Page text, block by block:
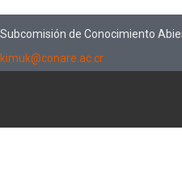
Subcomisión de Conocimiento
kimuk@conare.ac.cr